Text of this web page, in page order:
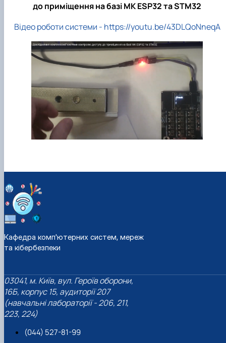
до приміщення на базі МКESP32 таSTM32
Відео роботи системи - https://youtu.be/43DLQoNneqA
Кафедра комп'ютерних систем, мереж
та кібербезпеки
03041, м. Київ, вул. Героїв оборони,
16Б, корпус 15, аудиторії 207
(навчальні лабораторії - 206, 211,
223, 224)
(044) 527-81-99